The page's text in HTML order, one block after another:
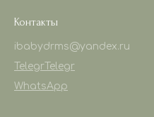
Контакты
ibabydrms@yandex.ru
Telegr Telegr
WhatsApp